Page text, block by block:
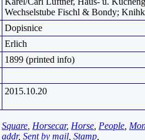
Wechselstube Fischl & Bondy;
Dopisnice
Erlich
1899 (printed info)
2015.10.20
Square Horsecar, Horse People
addr, Sent by mail Stamp